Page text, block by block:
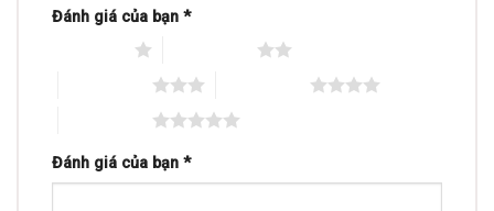
Đánh giá của bạn *
Đánh giá của bạn *